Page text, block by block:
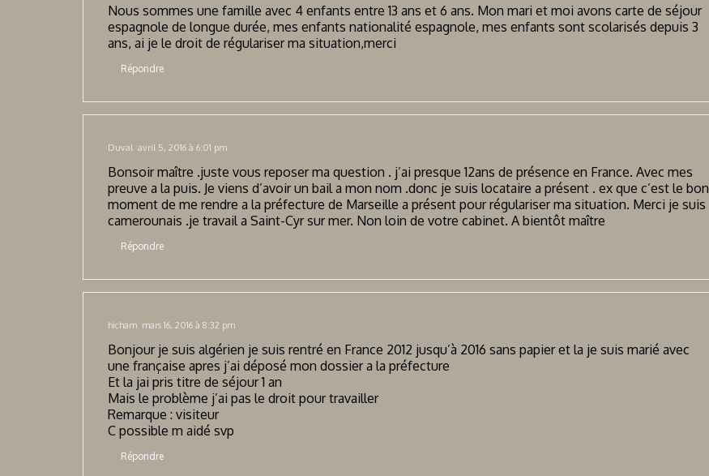
Nous sommes une famille avec 4 enfants entre 13 ans et 6 ans. Mon mari et moi avons carte de séjour
espagnole de longue durée, mes enfants nationalité espagnole, mes enfants sont scolarisés depuis 3
ans, ai je le droit de régulariser ma situation,merci
Répondre
Duval avril 5, 2016 à 6:01 pm
Bonsoir maître .juste vous reposer ma question . j’ai presque 12ans de présence en France. Avec mes
preuve a la puis. Je viens d’avoir un bail a mon nom .donc je suis locataire a présent . ex que c’est le bon
moment de me rendre a la préfecture de Marseille a présent pour régulariser ma situation. Merci je suis
camerounais .je travail a Saint-Cyr sur mer. Non loin de votre cabinet. A bientôt maître
Répondre
hicham mars 16, 2016 à 8:32 pm
Bonjour je suis algérien je suis rentré en France 2012 jusqu’à 2016 sans papier et la je suis marié avec
une française apres j’ai déposé mon dossier a la préfecture
Et la jai pris titre de séjour 1 an
Mais le problème j’ai pas le droit pour travailler
Remarque : visiteur
C possible m aidé svp
Répondre